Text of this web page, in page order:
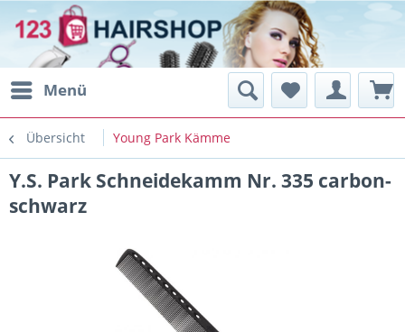
Menü
Übersicht Young Park Kämme
Y.S. Park Schneidekamm Nr. 335 carbon-
schwarz